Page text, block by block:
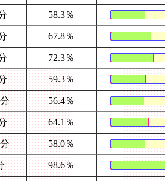
58.3％
67.8％
72.3％
59.3％
56.4％
64.1％
58.0％
98.6％